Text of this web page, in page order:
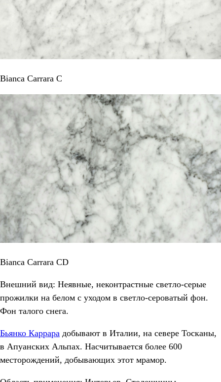
Bianca Carrara C
Bianca Carrara CD
Внешний вид: Неявные, неконтрастные светло-серые
прожилки на белом с уходом в светло-сероватый фон.
Фон талого снега.
Бьянко Каррара добывают в Италии, на севере Тосканы,
в Апуанских Альпах. Насчитывается более 600
месторождений, добывающих этот мрамор.